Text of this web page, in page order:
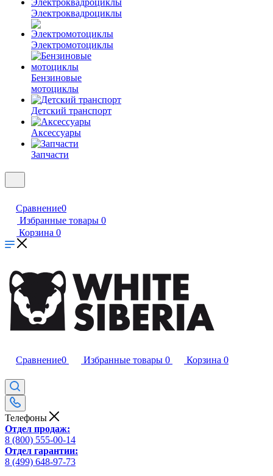
Электроквадроциклы
Электромотоциклы
Бензиновые
мотоциклы
Детский транспорт
Аксессуары
Запчасти
Сравнение0
Избранные товары 0
Корзина 0
Сравнение0 Избранные товары 0 Корзина 0
Телефоны
Отдел продаж:
8 (800) 555-00-14
Отдел гарантии:
8 (499) 648-97-73